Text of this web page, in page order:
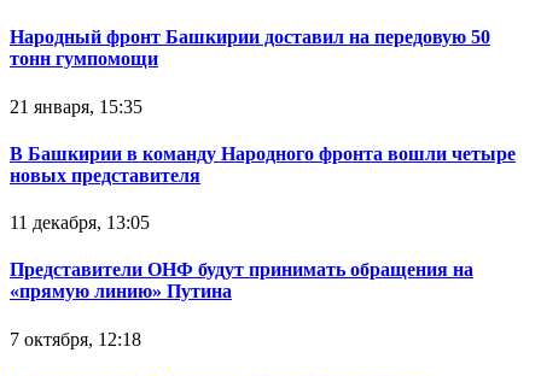
Народный фронт Башкирии доставил на передовую 50
тонн гумпомощи
21 января, 15:35
В Башкирии в команду Народного фронта вошли четыре
новых представителя
11 декабря, 13:05
Представители ОНФ будут принимать обращения на
«прямую линию» Путина
7 октября, 12:18